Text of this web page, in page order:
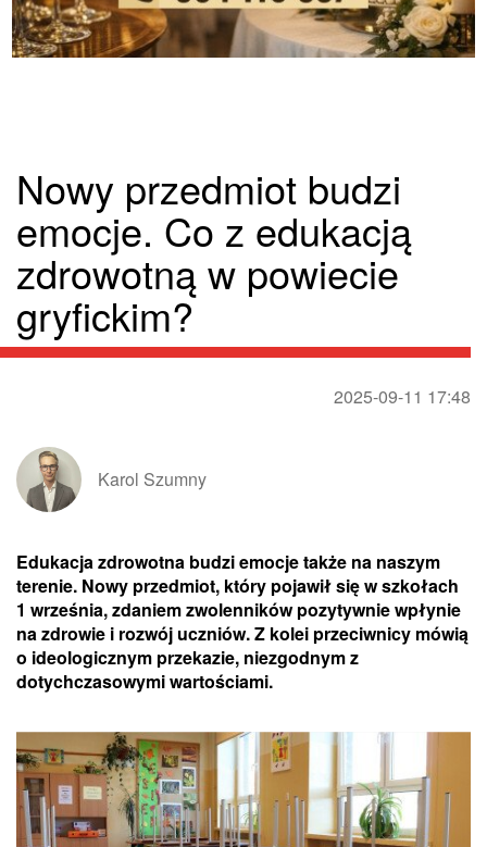
Nowy przedmiot budzi
emocje. Co z edukacją
zdrowotną w powiecie
gryfickim?
2025-09-11 17:48
Karol Szumny
Edukacja zdrowotna budzi emocje także na naszym
terenie. Nowy przedmiot, który pojawił się w szkołach
1 września, zdaniem zwolenników pozytywnie wpłynie
na zdrowie i rozwój uczniów. Z kolei przeciwnicy mówią
o ideologicznym przekazie, niezgodnym z
dotychczasowymi wartościami.